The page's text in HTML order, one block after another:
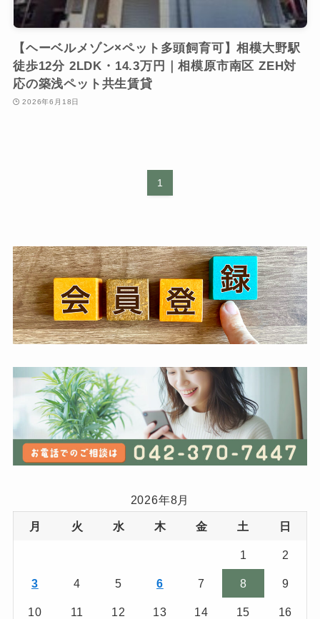
【ヘーベルメゾン×ペット多頭飼育可】相模大野駅
徒歩12分 2LDK・14.3万円｜相模原市南区 ZEH対
応の築浅ペット共生賃貸
2026年6月18日
1
2026年8月
月 火 水 木 金 土 日
1 2
3 4 5 6 7 8 9
10 11 12 13 14 15 16